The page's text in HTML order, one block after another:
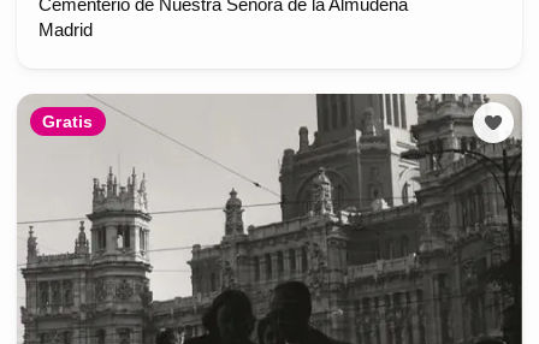
Cementerio de Nuestra Señora de la Almudena
Madrid
Gratis